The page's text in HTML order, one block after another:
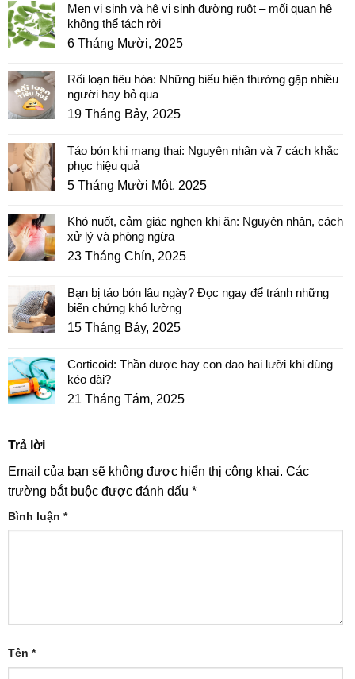
Men vi sinh và hệ vi sinh đường ruột – mối quan hệ
không thể tách rời
6 Tháng Mười, 2025
Rối loạn tiêu hóa: Những biểu hiện thường gặp nhiều
người hay bỏ qua
19 Tháng Bảy, 2025
Táo bón khi mang thai: Nguyên nhân và 7 cách khắc
phục hiệu quả
5 Tháng Mười Một, 2025
Khó nuốt, cảm giác nghẹn khi ăn: Nguyên nhân, cách
xử lý và phòng ngừa
23 Tháng Chín, 2025
Bạn bị táo bón lâu ngày? Đọc ngay để tránh những
biến chứng khó lường
15 Tháng Bảy, 2025
Corticoid: Thần dược hay con dao hai lưỡi khi dùng
kéo dài?
21 Tháng Tám, 2025
Trả lời
Email của bạn sẽ không được hiển thị công khai. Các
trường bắt buộc được đánh dấu *
Bình luận *
Tên *